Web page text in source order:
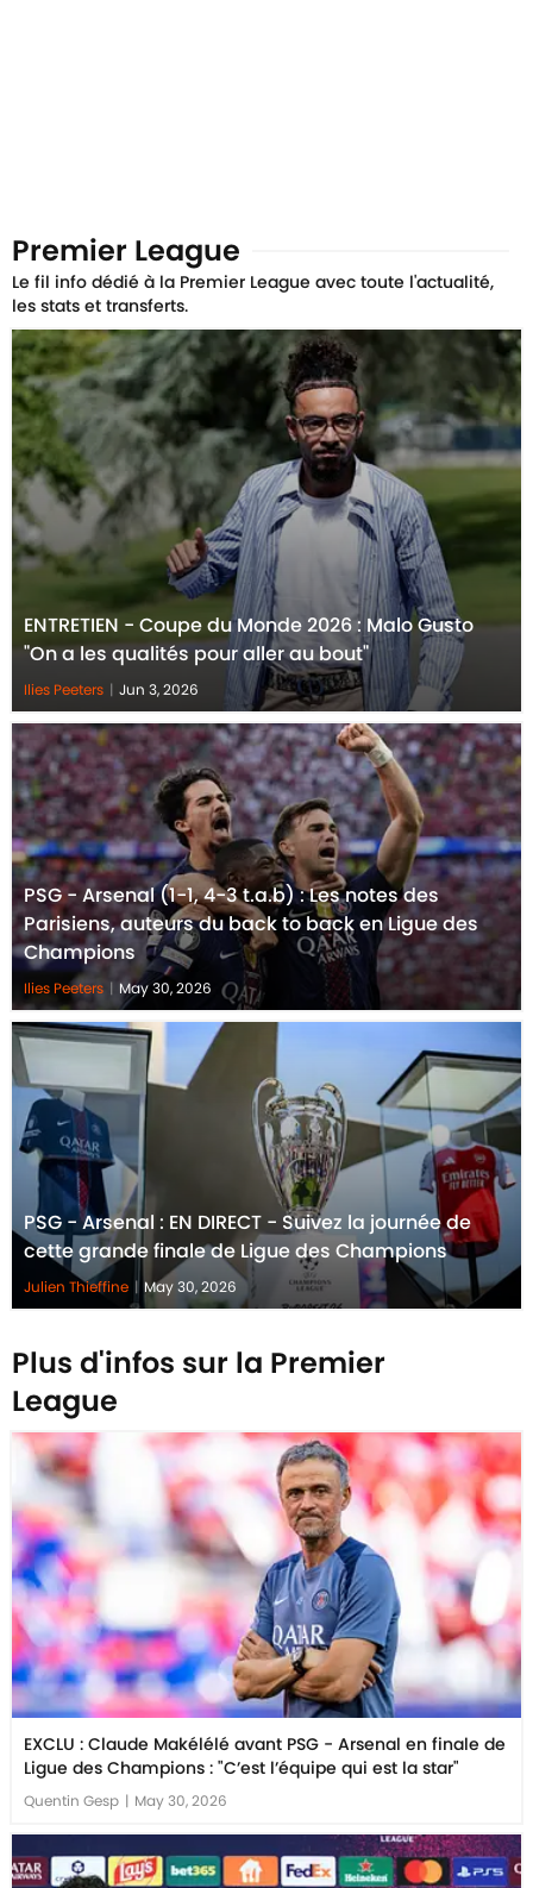
Premier League
Le fil info dédié à la Premier League avec toute l'actualité,
les stats et transferts.
ENTRETIEN - Coupe du Monde 2026 : Malo Gusto
"On a les qualités pour aller au bout"
Ilies Peeters | Jun 3, 2026
PSG - Arsenal (1-1, 4-3 t.a.b) : Les notes des
Parisiens, auteurs du back to back en Ligue des
Champions
Ilies Peeters | May 30, 2026
PSG - Arsenal : EN DIRECT - Suivez la journée de
cette grande finale de Ligue des Champions
Julien Thieffine | May 30, 2026
Plus d'infos sur la Premier
League
EXCLU : Claude Makélélé avant PSG - Arsenal en finale de
Ligue des Champions : "C’est l’équipe qui est la star"
Quentin Gesp | May 30, 2026